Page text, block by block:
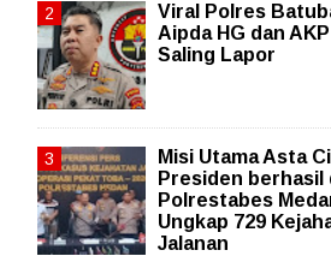
Viral Polres
Aipda HG dan
Saling Lapor
Misi Utama Asta
Presiden berhasil
Polrestabes
Ungkap 729
Jalanan